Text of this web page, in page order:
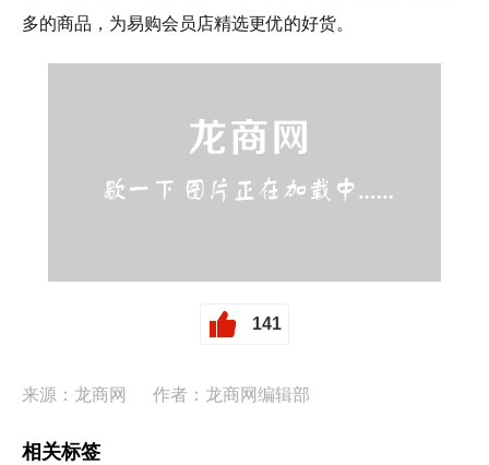
多的商品，为易购会员店精选更优的好货。
141
来源：龙商网 作者：龙商网编辑部
相关标签